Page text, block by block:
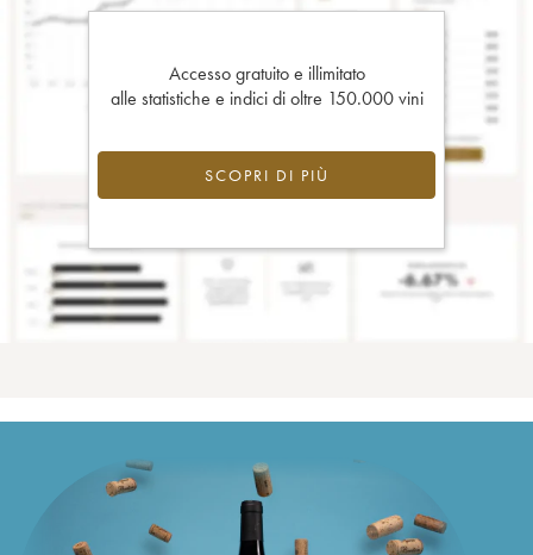
Accesso gratuito e illimitato
alle statistiche e indici di oltre 150.000 vini
SCOPRI DI PIÙ